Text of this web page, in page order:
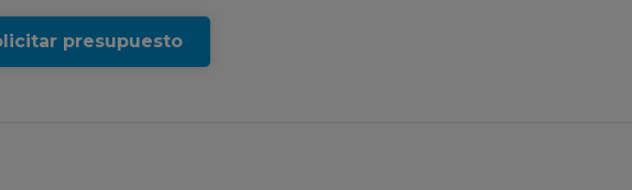
presupuesto